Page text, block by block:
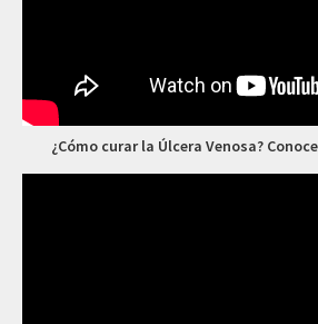
¿Cómo curar la Úlcera Venosa?